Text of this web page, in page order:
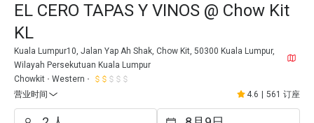
EL CERO TAPAS Y VINOS @ Chow Kit
KL
Kuala Lumpur10, Jalan Yap Ah Shak, Chow Kit, 50300 Kuala Lumpur,
Wilayah Persekutuan Kuala Lumpur
Chowkit
Western
营业时间
4.6 561 订座